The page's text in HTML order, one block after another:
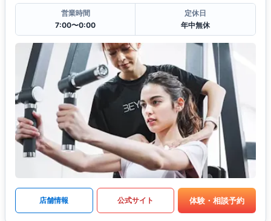
営業時間
7:00〜0:00
定休日
年中無休
店舗情報 公式サイト 体験・相談予約